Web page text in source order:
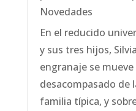
Novedades
En el reducido
y sus tres hijos,
engranaje se
desacompasado de
familia típica, y